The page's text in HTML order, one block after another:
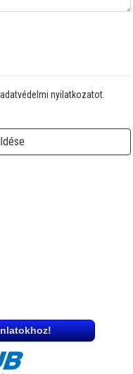
nyilatkozatot.